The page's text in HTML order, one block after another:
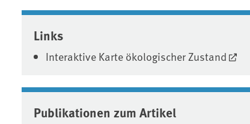
Associated content
Links
Interaktive Karte ökologischer Zustand
Publikationen zum Artikel